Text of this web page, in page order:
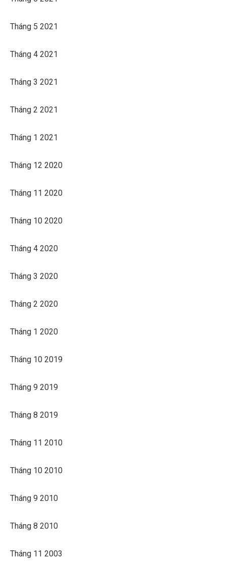
Tháng 5 2021
Tháng 4 2021
Tháng 3 2021
Tháng 2 2021
Tháng 1 2021
Tháng 12 2020
Tháng 11 2020
Tháng 10 2020
Tháng 4 2020
Tháng 3 2020
Tháng 2 2020
Tháng 1 2020
Tháng 10 2019
Tháng 9 2019
Tháng 8 2019
Tháng 11 2010
Tháng 10 2010
Tháng 9 2010
Tháng 8 2010
Tháng 11 2003